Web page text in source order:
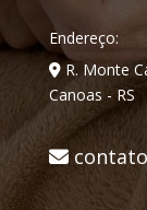
Endereço:
R. Monte
Canoas - RS